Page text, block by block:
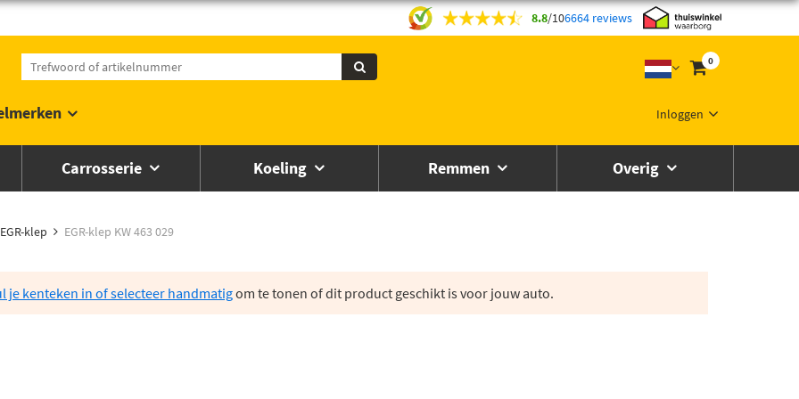
8.8/106664 reviews
0
Inloggen
Carrosserie Koeling Remmen Overig
EGR-klep EGR-klep KW 463 029
je kenteken in of selecteer handmatigom te tonen of dit product geschikt is voor jouw auto.